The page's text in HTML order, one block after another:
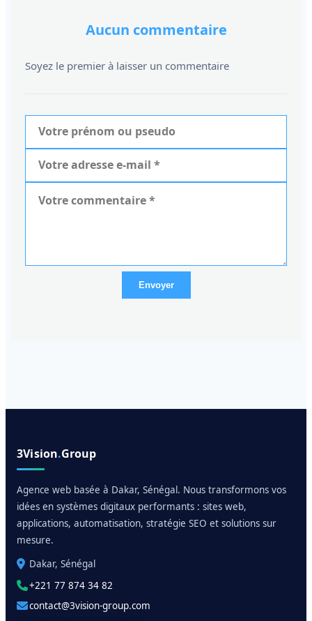
Aucun commentaire
Soyez le premier à laisser un commentaire
Envoyer
3Vision.Group
Agence web basée à Dakar, Sénégal. Nous transformons vos
idées en systèmes digitaux performants : sites web,
applications, automatisation, stratégie SEO et solutions sur
mesure.
Dakar, Sénégal
+221 77 874 34 82
contact@3vision-group.com